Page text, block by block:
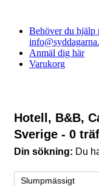
Behöver du hjälp
Anmäl dig här
Varukorg
Hotell, B&B,
Sverige - 0
Din sökning: Du